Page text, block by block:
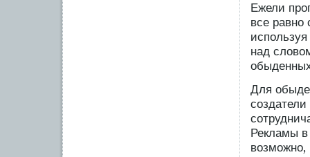
Ежели
все
над
Для
Рекламы в
возможно,